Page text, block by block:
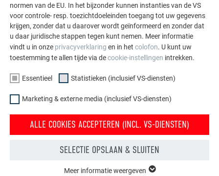
een felsnaad en eindigt bij een andere, zodat de structuur van
het materiaal extra aandacht krijgt. De horizontale felsnaden
doen het bouwvolume langer lijken en bieden tegelijk visueel
houvast. Het ontwerp is geïnspireerd op een beeld, dat
Lucchin zelf als volgt beschrijft: “Zoals bergkoppen – wit in
de winter, nauwelijks opvallend tussen de besneeuwde
hellingen en hoogvlaktes, en in de zomer in sterk contrast
normen van de EU. In het bijzonder kunnen instanties van de VS
voor controle- resp. toezichtdoeleinden toegang tot uw gegevens
krijgen, zonder dat u daarover wordt geïnformeerd en zonder dat
u daar juridische stappen tegen kunt nemen. Meer informatie
vindt u in onze privacyverklaring en in het colofon. U kunt uw
toestemming te allen tijde via decookie-instellingen intrekken.
Essentieel Statistieken (inclusief VS-diensten)
Marketing & externe media (inclusief VS-diensten)
ALLE COOKIES ACCEPTEREN (INCL. VS-DIENSTEN)
SELECTIE OPSLAAN & SLUITEN
Meer informatie weergeven